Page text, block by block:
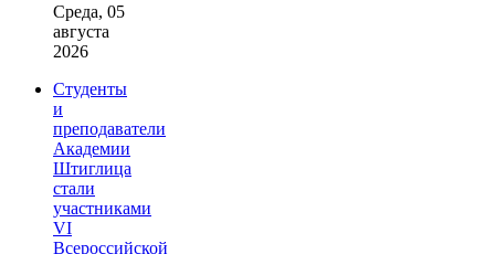
Среда, 05
августа
2026
Студенты
и
преподаватели
Академии
Штиглица
стали
участниками
VI
Всероссийской